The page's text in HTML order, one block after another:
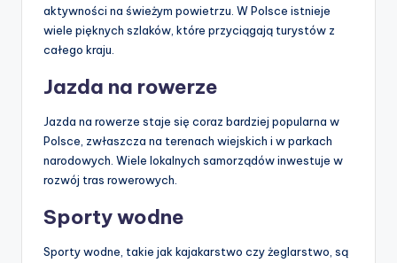
aktywności na świeżym powietrzu. W Polsce istnieje
wiele pięknych szlaków, które przyciągają turystów z
całego kraju.
Jazda na rowerze
Jazda na rowerze staje się coraz bardziej popularna w
Polsce, zwłaszcza na terenach wiejskich i w parkach
narodowych. Wiele lokalnych samorządów inwestuje w
rozwój tras rowerowych.
Sporty wodne
Sporty wodne, takie jak kajakarstwo czy żeglarstwo, są